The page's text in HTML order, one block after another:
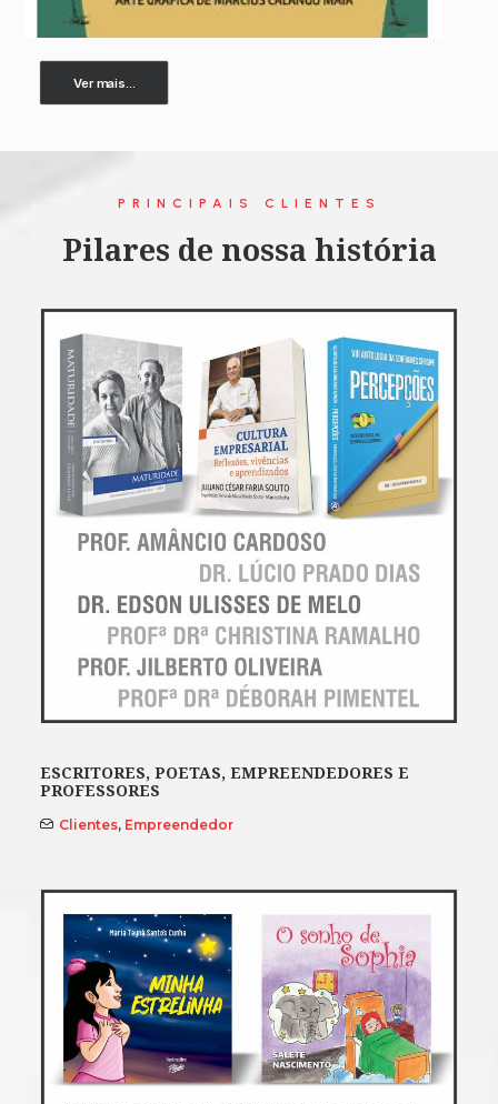
Ver mais...
PRINCIPAIS CLIENTES
Pilares de nossa história
ESCRITORES, POETAS, EMPREENDEDORES E
PROFESSORES
Clientes, Empreendedor